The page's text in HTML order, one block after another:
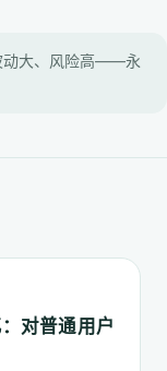
动大、风险高——永
对普通用户